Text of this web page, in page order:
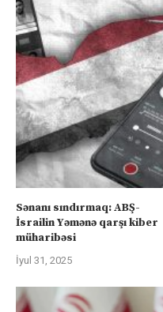
Sənanı sındırmaq: ABŞ-
İsrailin Yəmənə qarşı kiber
müharibəsi
İyul 31, 2025